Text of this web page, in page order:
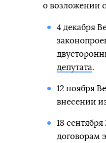
о возложении
4 декабря
депутата.
12 ноября
внесении
18
договорам